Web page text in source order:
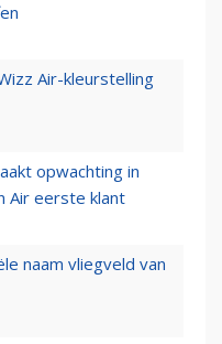
Air-kleurstelling
opwachting in
Air eerste klant
naam vliegveld van